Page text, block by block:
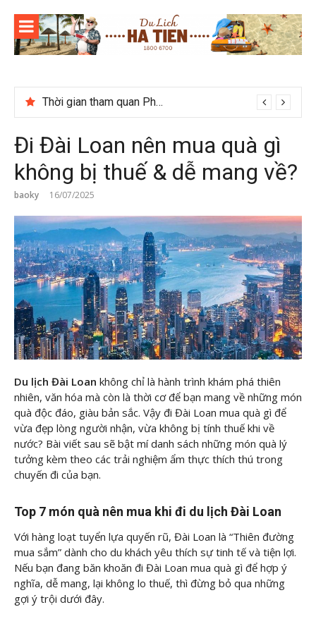
content
Thời gian tham quan Phong Nha Kẻ Bàng
Đi Đài Loan nên mua quà gì
không bị thuế & dễ mang về?
baoky 16/07/2025
Du lịch Đài Loan không chỉ là hành trình khám phá thiên
nhiên, văn hóa mà còn là thời cơ để bạn mang về những món
quà độc đáo, giàu bản sắc. Vậy đi Đài Loan mua quà gì để
vừa đẹp lòng người nhận, vừa không bị tính thuế khi về
nước? Bài viết sau sẽ bật mí danh sách những món quà lý
tưởng kèm theo các trải nghiệm ẩm thực thích thú trong
chuyến đi của bạn.
Top 7 món quà nên mua khi đi du lịch Đài Loan
Với hàng loạt tuyển lựa quyến rũ, Đài Loan là “Thiên đường
mua sắm” dành cho du khách yêu thích sự tinh tế và tiện lợi.
Nếu bạn đang băn khoăn đi Đài Loan mua quà gì để hợp ý
nghĩa, dễ mang, lại không lo thuế, thì đừng bỏ qua những
gợi ý trội dưới đây.